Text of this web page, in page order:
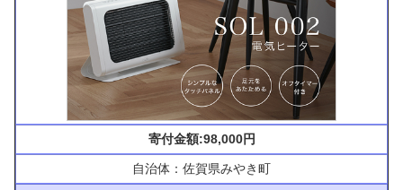
寄付金額:98,000円
自治体：佐賀県みやき町